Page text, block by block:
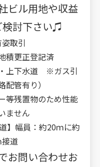
ビル用地や収益
検討下さい♫
取引
積更正登記済
上下水道 ※ガス引
管有り）
等残置物のため性能
ません
】幅員：約20ｍに約
道
お問い合わせお